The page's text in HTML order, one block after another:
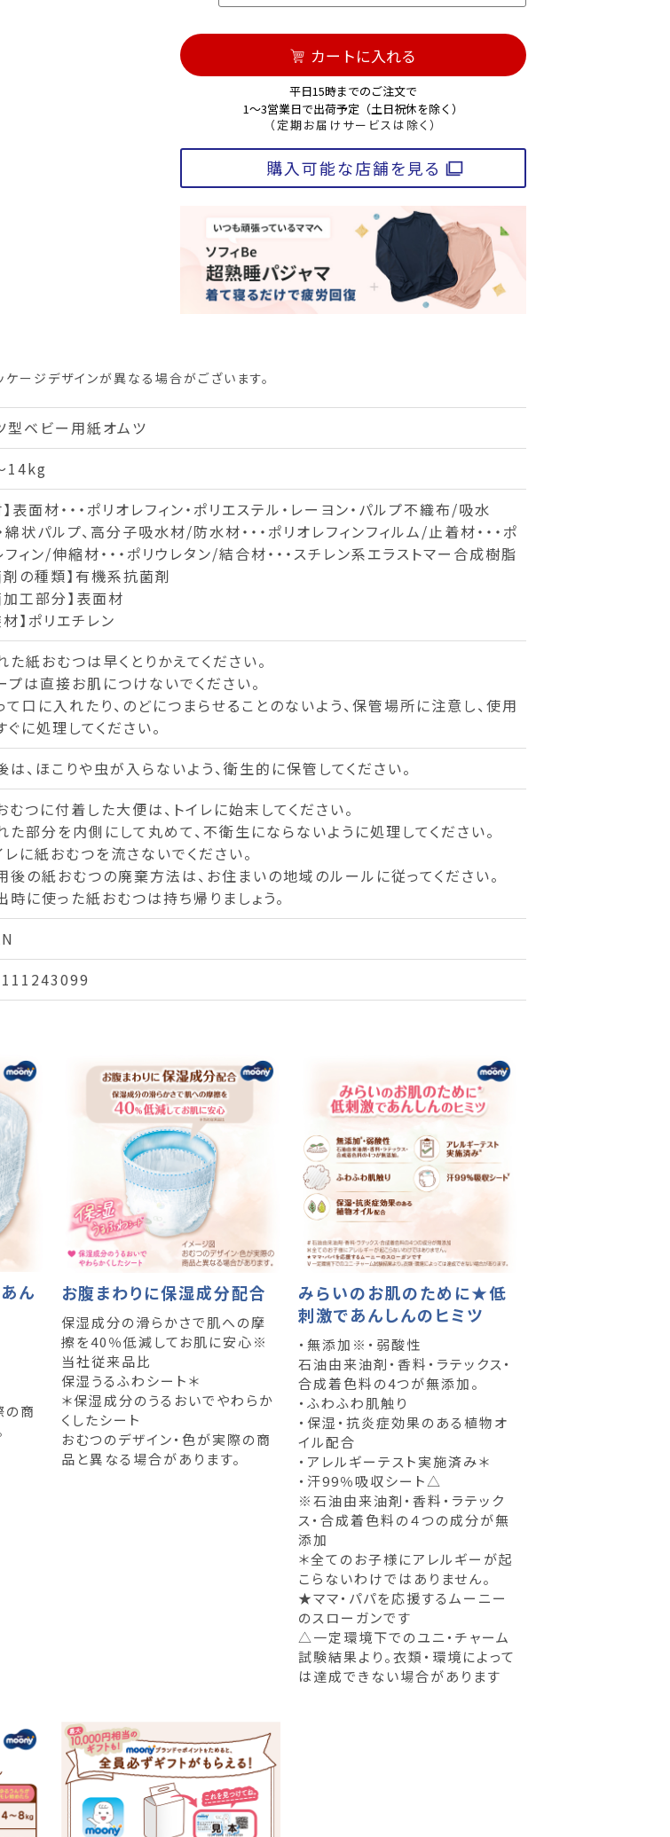
カートに入れる
平日15時までのご注文で
1～3営業日で出荷予定（土日祝休を除く）
（定期お届けサービスは除く）
購入可能な店舗を見る
ージデザインが異なる場合がございます。
型ベビー用紙オムツ
14kg
】表面材・・・ポリオレフィン・ポリエステル・レーヨン・パルプ不織布/吸水
・綿状パルプ、高分子吸水材/防水材・・・ポリオレフィンフィルム/止着材・・・ポ
フィン/伸縮材・・・ポリウレタン/結合材・・・スチレン系エラストマー合成樹脂
剤の種類】有機系抗菌剤
加工部分】表面材
材】ポリエチレン
紙おむつは早くとりかえてください。
は直接お肌につけないでください。
口に入れたり、のどにつまらせることのないよう、保管場所に注意し、使用
ぐに処理してください。
は、ほこりや虫が入らないよう、衛生的に保管してください。
つに付着した大便は、トイレに始末してください。
部分を内側にして丸めて、不衛生にならないように処理してください。
に紙おむつを流さないでください。
の紙おむつの廃棄方法は、お住まいの地域のルールに従ってください。
に使った紙おむつは持ち帰りましょう。
ん
の商
お腹まわりに保湿成分配合
保湿成分の滑らかさで肌への摩
擦を40％低減してお肌に安心※
当社従来品比
保湿うるふわシート＊
＊保湿成分のうるおいでやわらか
くしたシート
おむつのデザイン・色が実際の商
品と異なる場合があります。
みらいのお肌のために★低
刺激であんしんのヒミツ
・無添加※・弱酸性
石油由来油剤・香料・ラテックス・
合成着色料の4つが無添加。
・ふわふわ肌触り
・保湿・抗炎症効果のある植物オ
イル配合
・アレルギーテスト実施済み＊
・汗99％吸収シート△
※石油由来油剤・香料・ラテック
ス・合成着色料の４つの成分が無
添加
＊全てのお子様にアレルギーが起
こらないわけではありません。
★ママ・パパを応援するムーニー
のスローガンです
△一定環境下でのユニ・チャーム
試験結果より。衣類・環境によって
は達成できない場合があります